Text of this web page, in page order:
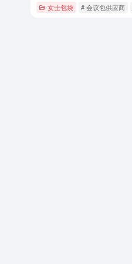
女士包袋 # 会议包供应商